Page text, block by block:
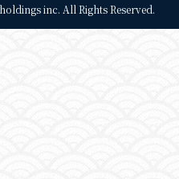
inc. All Rights Reserved.